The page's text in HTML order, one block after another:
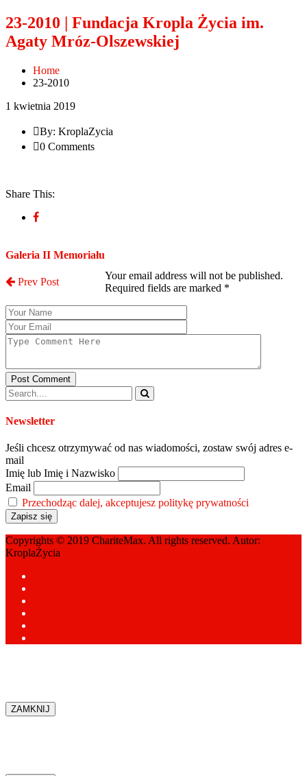
23-2010 | Fundacja Kropla Życia im.
Agaty Mróz-Olszewskiej
Home
23-2010
1 kwietnia 2019
By: KroplaZycia
0 Comments
Share This:
Galeria II Memoriału
Prev Post
Your email address will not be published.
Required fields are marked *
Post Comment
Newsletter
Jeśli chcesz otrzymywać od nas wiadomości, zostaw swój adres e-
mail
Imię lub Imię i Nazwisko
Email
Przechodząc dalej, akceptujesz politykę prywatności
Copyrights © 2019 ChariteMax. All rights reserved. Autor:
KroplaŻycia
ZAMKNIJ